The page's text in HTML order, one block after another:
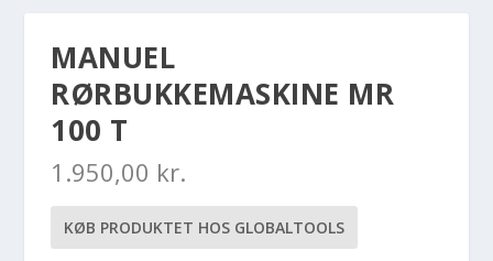
MANUEL
RØRBUKKEMASKINE MR
100 T
1.950,00 kr.
KØB PRODUKTET HOS GLOBALTOOLS